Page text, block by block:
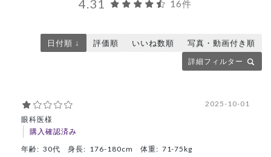
4.31 16件
詳細フィルター
日付順 ↓ 評価順 いいね数順 写真・動画付き順
眼科医様
購入確認済み
2025-10-01
年齢: 30代 身長: 176-180cm 体重: 71-75kg